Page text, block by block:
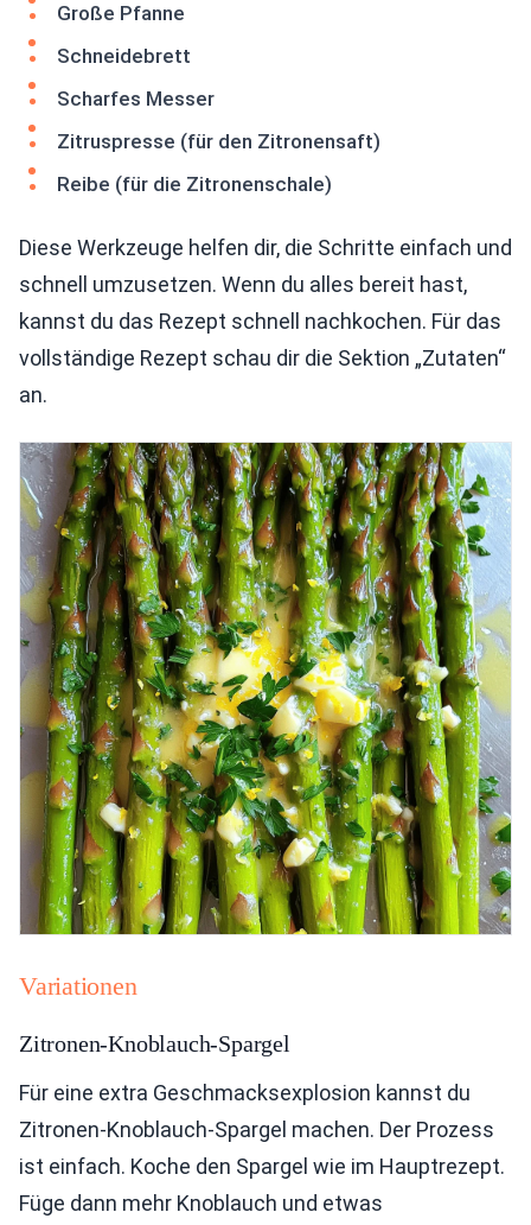
Große Pfanne
Schneidebrett
Scharfes Messer
Zitruspresse (für den Zitronensaft)
Reibe (für die Zitronenschale)
Diese Werkzeuge helfen dir, die Schritte einfach und
schnell umzusetzen. Wenn du alles bereit hast,
kannst du das Rezept schnell nachkochen. Für das
vollständige Rezept schau dir die Sektion „Zutaten“
an.
Variationen
Zitronen-Knoblauch-Spargel
Für eine extra Geschmacksexplosion kannst du
Zitronen-Knoblauch-Spargel machen. Der Prozess
ist einfach. Koche den Spargel wie im Hauptrezept.
Füge dann mehr Knoblauch und etwas